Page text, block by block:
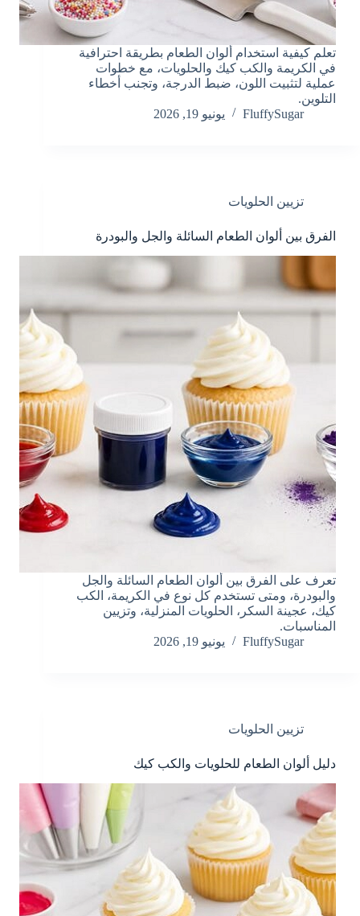
تعلم كيفية استخدام ألوان الطعام بطريقة احترافية
في الكريمة والكب كيك والحلويات، مع خطوات
عملية لتثبيت اللون، ضبط الدرجة، وتجنب أخطاء
التلوين.
FluffySugar
يونيو 19, 2026
تزيين الحلويات
الفرق بين ألوان الطعام السائلة والجل والبودرة
تعرف على الفرق بين ألوان الطعام السائلة والجل
والبودرة، ومتى تستخدم كل نوع في الكريمة، الكب
كيك، عجينة السكر، الحلويات المنزلية، وتزيين
المناسبات.
FluffySugar
يونيو 19, 2026
تزيين الحلويات
دليل ألوان الطعام للحلويات والكب كيك